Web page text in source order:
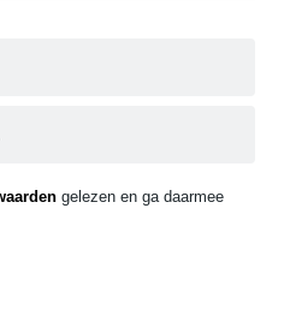
gelezen en ga daarmee